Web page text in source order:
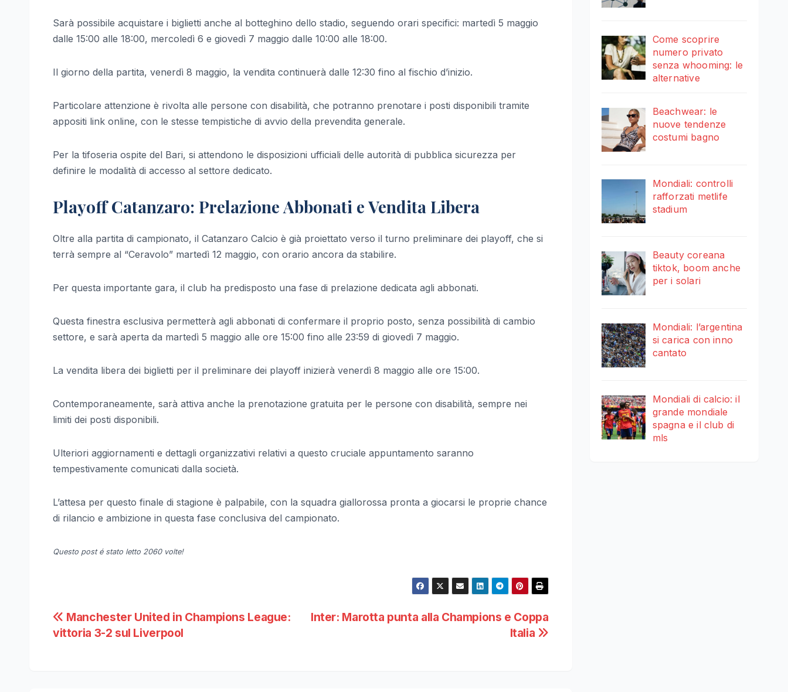
Sarà possibile acquistare i biglietti anche al botteghino dello stadio, seguendo orari specifici: martedì 5 maggio
dalle 15:00 alle 18:00, mercoledì 6 e giovedì 7 maggio dalle 10:00 alle 18:00.
Il giorno della partita, venerdì 8 maggio, la vendita continuerà dalle 12:30 fino al fischio d’inizio.
Particolare attenzione è rivolta alle persone con disabilità, che potranno prenotare i posti disponibili tramite
appositi link online, con le stesse tempistiche di avvio della prevendita generale.
Per la tifoseria ospite del Bari, si attendono le disposizioni ufficiali delle autorità di pubblica sicurezza per
definire le modalità di accesso al settore dedicato.
Playoff Catanzaro: Prelazione Abbonati e Vendita Libera
Oltre alla partita di campionato, il Catanzaro Calcio è già proiettato verso il turno preliminare dei playoff, che si
terrà sempre al “Ceravolo” martedì 12 maggio, con orario ancora da stabilire.
Per questa importante gara, il club ha predisposto una fase di prelazione dedicata agli abbonati.
Questa finestra esclusiva permetterà agli abbonati di confermare il proprio posto, senza possibilità di cambio
settore, e sarà aperta da martedì 5 maggio alle ore 15:00 fino alle 23:59 di giovedì 7 maggio.
La vendita libera dei biglietti per il preliminare dei playoff inizierà venerdì 8 maggio alle ore 15:00.
Contemporaneamente, sarà attiva anche la prenotazione gratuita per le persone con disabilità, sempre nei
limiti dei posti disponibili.
Ulteriori aggiornamenti e dettagli organizzativi relativi a questo cruciale appuntamento saranno
tempestivamente comunicati dalla società.
L’attesa per questo finale di stagione è palpabile, con la squadra giallorossa pronta a giocarsi le proprie chance
di rilancio e ambizione in questa fase conclusiva del campionato.
Questo post é stato letto 2060 volte!
Navigazione
articoli
Inter: Marotta punta alla Champions e Coppa
Italia
Manchester United in Champions League:
vittoria 3-2 sul Liverpool
Come scoprire
numero privato
senza whooming: le
alternative
Beachwear: le
nuove tendenze
costumi bagno
Mondiali: controlli
rafforzati metlife
stadium
Beauty coreana
tiktok, boom anche
per i solari
Mondiali: l’argentina
si carica con inno
cantato
Mondiali di calcio: il
grande mondiale
spagna e il club di
mls